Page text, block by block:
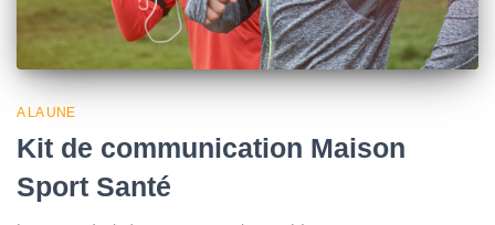
A LA UNE
Kit de communication Maison
Sport Santé